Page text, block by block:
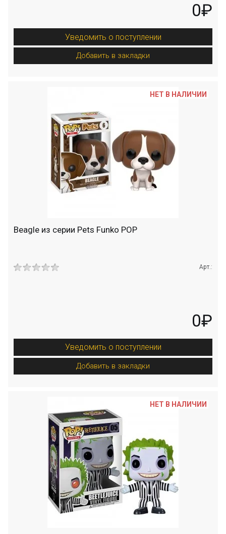
0₽
Уведомить о поступлении
Добавить в закладки
Beagle из серии Pets Funko POP
Арт.:
0₽
Уведомить о поступлении
Добавить в закладки
НЕТ В НАЛИЧИИ
НЕТ В НАЛИЧИИ